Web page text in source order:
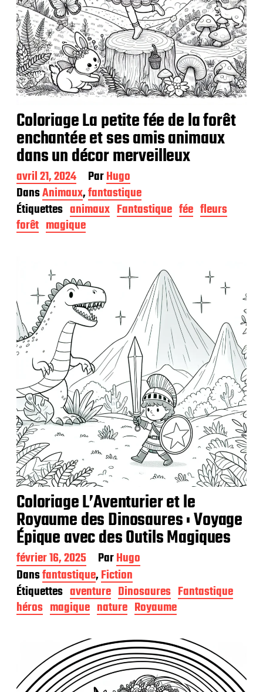
Coloriage La petite fée de la forêt
enchantée et ses amis animaux
dans un décor merveilleux
D
a
t
e
d
e
c
a
t
i
o
avril 21, 2024 ParHugo
DansAnimaux,fantastique
Étiquettes animaux Fantastique fée fleurs
forêt magique
Coloriage L’Aventurier et le
Royaume des Dinosaures : Voyage
Épique avec des Outils Magiques
D
a
t
e
d
e
c
février 16, 2025 ParHugo
Dansfantastique,Fiction
Étiquettes aventure Dinosaures Fantastique
héros magique nature Royaume